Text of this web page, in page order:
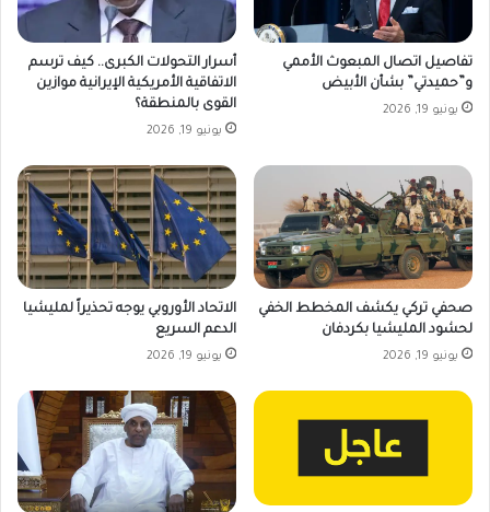
تفاصيل اتصال المبعوث الأممي
و”حميدتي” بشأن الأبيض
يونيو 19, 2026
أسرار التحولات الكبرى.. كيف ترسم
الاتفاقية الأمريكية الإيرانية موازين
القوى بالمنطقة؟
يونيو 19, 2026
صحفي تركي يكشف المخطط الخفي
لحشود المليشيا بكردفان
يونيو 19, 2026
الاتحاد الأوروبي يوجه تحذيراً لمليشيا
الدعم السريع
يونيو 19, 2026